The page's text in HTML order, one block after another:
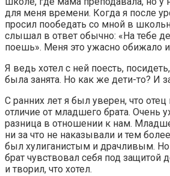
для меня времени. Когда я после
просил пообедать со мной в
слышал в ответ обычно: «На тебе
поешь». Меня это ужасно обижало
Я ведь хотел с ней поесть,
была занята. Но как же дети-то? И
С ранних лет я был уверен, что
отличие от младшего брата. Очень
разница в отношении к нам.
ни за что не наказывали и тем
был хулиганистым и драчливым.
брат чувствовал себя под защитой
и творил, что хотел.